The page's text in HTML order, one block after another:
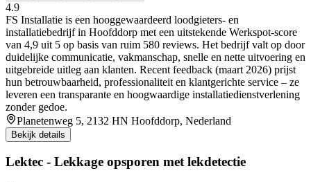
4.9
FS Installatie is een hooggewaardeerd loodgieters- en
installatiebedrijf in Hoofddorp met een uitstekende Werkspot-score
van 4,9 uit 5 op basis van ruim 580 reviews. Het bedrijf valt op door
duidelijke communicatie, vakmanschap, snelle en nette uitvoering en
uitgebreide uitleg aan klanten. Recent feedback (maart 2026) prijst
hun betrouwbaarheid, professionaliteit en klantgerichte service – ze
leveren een transparante en hoogwaardige installatiedienstverlening
zonder gedoe.
Planetenweg 5, 2132 HN Hoofddorp, Nederland
Bekijk details
Lektec - Lekkage opsporen met lekdetectie